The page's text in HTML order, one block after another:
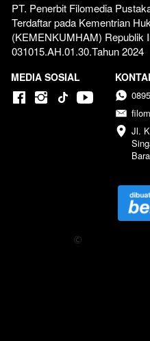
PT. Penerbit Filomedia
Terdaftar pada Kementrian
(KEMENKUMHAM) Republik
031015.AH.01.30.Tahun 2024
MEDIA SOSIAL
Jl.
2024 Penerbit